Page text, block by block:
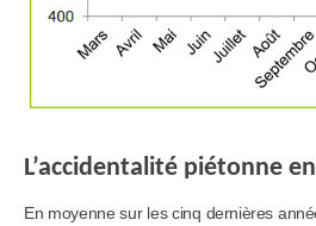
L’accidentalité piétonne
En moyenne sur les cinq dernières